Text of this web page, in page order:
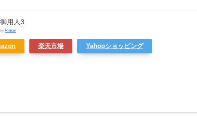
用人3
Rinker
楽天市場 Yahooショッピング